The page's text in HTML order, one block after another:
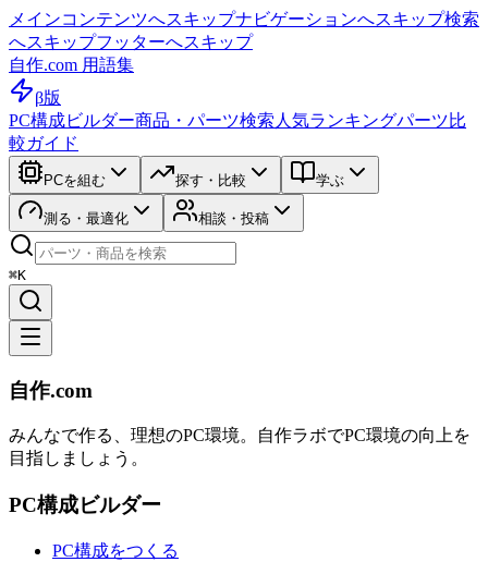
メインコンテンツへスキップナビゲーションへスキップ検索
へスキップフッターへスキップ
自作.com 用語集
β版
PC構成ビルダー商品・パーツ検索 人気ランキングパーツ比
較ガイド
PCを組む 探す・比較 学ぶ
測る・最適化 相談・投稿
⌘K
自作.com
みんなで作る、理想のPC環境。 自作ラボでPC環境の向上を
目指しましょう。
PC構成ビルダー
PC構成をつくる